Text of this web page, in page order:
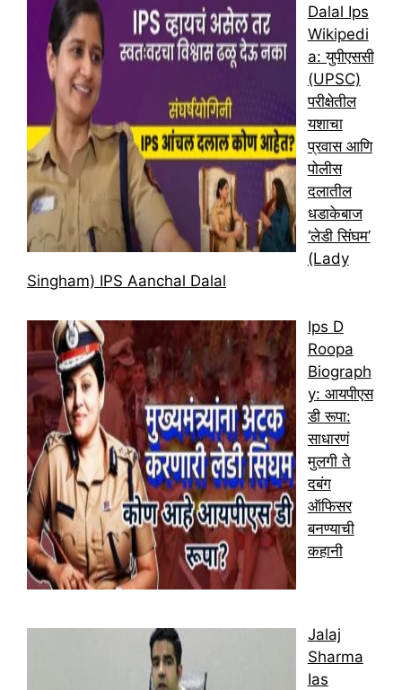
Dalal Ips
Wikipedi
a: युपीएससी
(UPSC)
परीक्षेतील
यशाचा
प्रवास आणि
पोलीस
दलातील
धडाकेबाज
‘लेडी सिंघम’
(Lady
Singham) IPS Aanchal Dalal
Ips D
Roopa
Biograph
y: आयपीएस
डी रूपा:
साधारणं
मुलगी ते
दबंग
ऑफिसर
बनण्याची
कहानी
Jalaj
Sharma
Ias